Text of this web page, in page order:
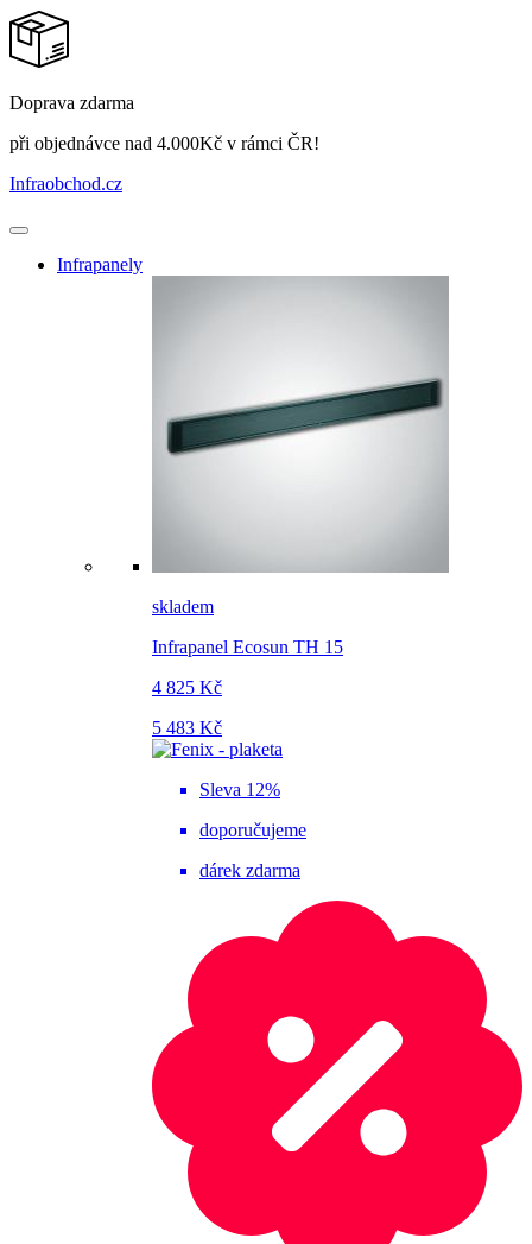
Doprava zdarma
při objednávce nad 4.000Kč v rámci ČR!
Infraobchod.cz
Infrapanely
skladem
Infrapanel Ecosun TH 15
4 825 Kč
5 483 Kč
Sleva 12%
doporučujeme
dárek zdarma